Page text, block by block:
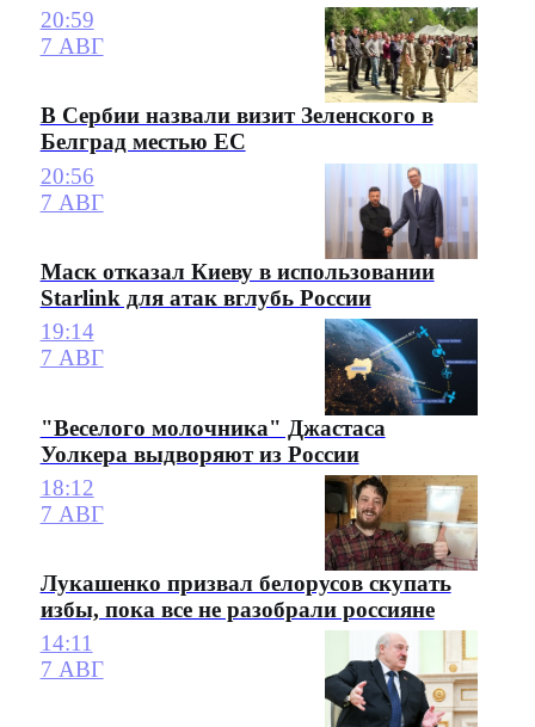
20:59
7 АВГ
В Сербии назвали визит Зеленского в
Белград местью ЕС
20:56
7 АВГ
Маск отказал Киеву в использовании
Starlink для атак вглубь России
19:14
7 АВГ
"Веселого молочника" Джастаса
Уолкера выдворяют из России
18:12
7 АВГ
Лукашенко призвал белорусов скупать
избы, пока все не разобрали россияне
14:11
7 АВГ